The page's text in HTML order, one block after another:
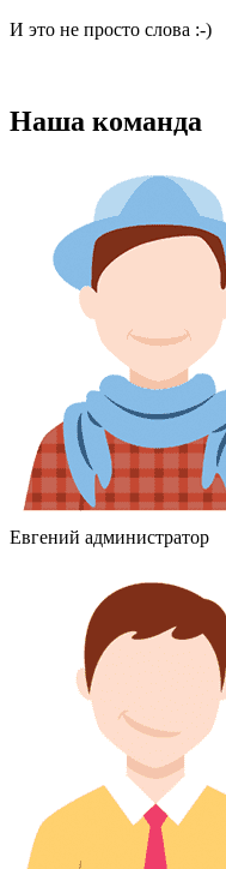
И это не просто слова :-)
Наша команда
Евгений администратор